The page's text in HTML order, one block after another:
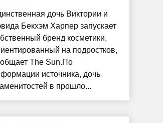
дочь Виктории и
Бекхэм Харпер запускает
бренд косметики,
на подростков,
The Sun.По
источника, дочь
в прошло...